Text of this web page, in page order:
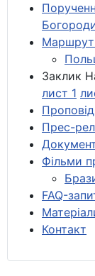
Маршрут
Заклик
лист 1
Прес-
Фільми
FAQ-
Контакт